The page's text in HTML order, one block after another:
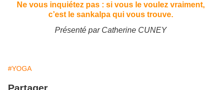
Ne vous inquiétez pas : si vous le voulez vraiment,
c’est le sankalpa qui vous trouve.
Présenté par Catherine CUNEY
#YOGA